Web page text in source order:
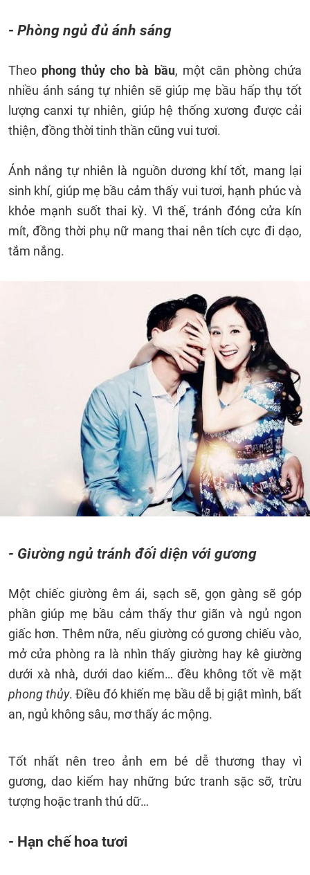
- Phòng ngủ đủ ánh sáng
Theo phong thủy cho bà bầu, một căn phòng chứa
nhiều ánh sáng tự nhiên sẽ giúp mẹ bầu hấp thụ tốt
lượng canxi tự nhiên, giúp hệ thống xương được cải
thiện, đồng thời tinh thần cũng vui tươi.
Ánh nắng tự nhiên là nguồn dương khí tốt, mang lại
sinh khí, giúp mẹ bầu cảm thấy vui tươi, hạnh phúc và
khỏe mạnh suốt thai kỳ. Vì thế, tránh đóng cửa kín
mít, đồng thời phụ nữ mang thai nên tích cực đi dạo,
tắm nắng.
- Giường ngủ tránh đối diện với gương
Một chiếc giường êm ái, sạch sẽ, gọn gàng sẽ góp
phần giúp mẹ bầu cảm thấy thư giãn và ngủ ngon
giấc hơn. Thêm nữa, nếu giường có gương chiếu vào,
mở cửa phòng ra là nhìn thấy giường hay kê giường
dưới xà nhà, dưới dao kiếm… đều không tốt về mặt
phong thủy. Điều đó khiến mẹ bầu dễ bị giật mình, bất
an, ngủ không sâu, mơ thấy ác mộng.
Tốt nhất nên treo ảnh em bé dễ thương thay vì
gương, dao kiếm hay những bức tranh sặc sỡ, trừu
tượng hoặc tranh thú dữ…
- Hạn chế hoa tươi